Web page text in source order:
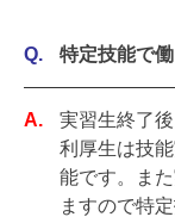
特定技能で
実習生終了
利厚生は技
能です。ま
ますので特